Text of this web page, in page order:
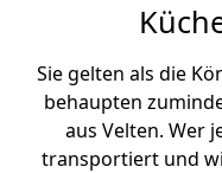
Sie gelten als die
behaupten
aus Velten. Wer
transportiert und